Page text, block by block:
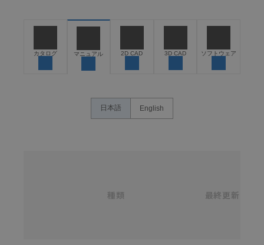
うな用途に使用される場合には、システム全体として
保できるよう設計されていること、および本製品が全
ン事例は参考用ですので、ご採用に際しては機器・装
置の機能や安全性をご確認のうえご使用ください。・
があります。改めて当サイトの掲載内容をご確認のう
カタログ マニュアル 2D CAD 3D CAD ソフトウェア
日本語 English
種類 最終更新